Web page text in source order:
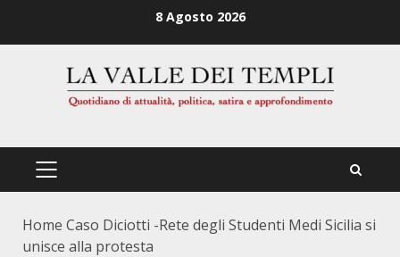
8 Agosto 2026
PRIMÄRES
Home Caso Diciotti -Rete degli Studenti Medi Sicilia si
unisce alla protesta